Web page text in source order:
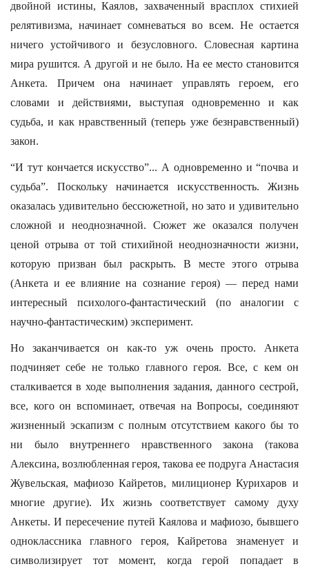
двойной истины, Каялов, захваченный врасплох стихией
релятивизма, начинает сомневаться во всем. Не остается
ничего устойчивого и безусловного. Словесная картина
мира рушится. А другой и не было. На ее место становится
Анкета. Причем она начинает управлять героем, его
словами и действиями, выступая одновременно и как
судьба, и как нравственный (теперь уже безнравственный)
закон.
“И тут кончается искусство”... А одновременно и “почва и
судьба”. Поскольку начинается искусственность. Жизнь
оказалась удивительно бессюжетной, но зато и удивительно
сложной и неоднозначной. Сюжет же оказался получен
ценой отрыва от той стихийной неоднозначности жизни,
которую призван был раскрыть. В месте этого отрыва
(Анкета и ее влияние на сознание героя) — перед нами
интересный психолого-фантастический (по аналогии с
научно-фантастическим) эксперимент.
Но заканчивается он как-то уж очень просто. Анкета
подчиняет себе не только главного героя. Все, с кем он
сталкивается в ходе выполнения задания, данного сестрой,
все, кого он вспоминает, отвечая на Вопросы, соединяют
жизненный эскапизм с полным отсутствием какого бы то
ни было внутреннего нравственного закона (такова
Алексина, возлюбленная героя, такова ее подруга Анастасия
Жувельская, мафиозо Кайретов, милиционер Курихаров и
многие другие). Их жизнь соответствует самому духу
Анкеты. И пересечение путей Каялова и мафиозо, бывшего
одноклассника главного героя, Кайретова знаменует и
символизирует тот момент, когда герой попадает в